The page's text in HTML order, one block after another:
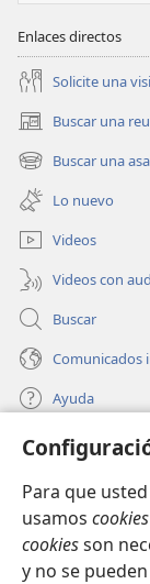
Para que
usamos cookies
cookiesson
y no se
Enlaces directos
Solicite una
Buscar una
(abre
una
nueva
ventana)
Buscar una
(abre
una
nueva
ventana)
Lo nuevo
Videos
Videos con
Buscar
Comunicados
Ayuda
Donaciones
una
nueva
ventana)
BIBLIOTECA
(abre
una
nueva JW Hub
(abre